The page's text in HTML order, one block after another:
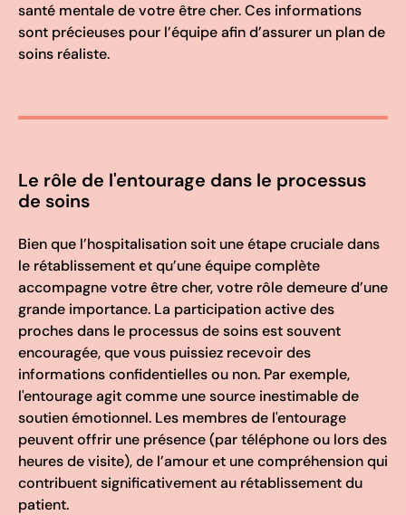
santé mentale de votre être cher. Ces informations
sont précieuses pour l’équipe afin d’assurer un plan de
soins réaliste.
Le rôle de l'entourage dans le processus
de soins
Bien que l’hospitalisation soit une étape cruciale dans
le rétablissement et qu’une équipe complète
accompagne votre être cher, votre rôle demeure d’une
grande importance. La participation active des
proches dans le processus de soins est souvent
encouragée, que vous puissiez recevoir des
informations confidentielles ou non. Par exemple,
l'entourage agit comme une source inestimable de
soutien émotionnel. Les membres de l'entourage
peuvent offrir une présence (par téléphone ou lors des
heures de visite), de l’amour et une compréhension qui
contribuent significativement au rétablissement du
patient.